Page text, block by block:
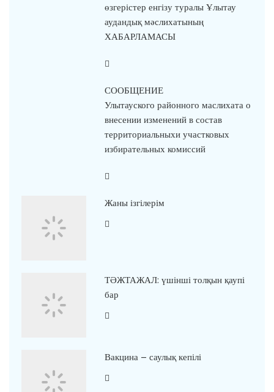
өзгерістер енгізу туралы Ұлытау
аудандық мәслихатының
ХАБАРЛАМАСЫ
СООБЩЕНИЕ
Улытауского районного маслихата о
внесении изменений в состав
территориальныхи участковых
избирательных комиссий
Жаны ізгілерім
ТӘЖТАЖАЛ: үшінші толқын қаупі
бар
Вакцина – саулық кепілі